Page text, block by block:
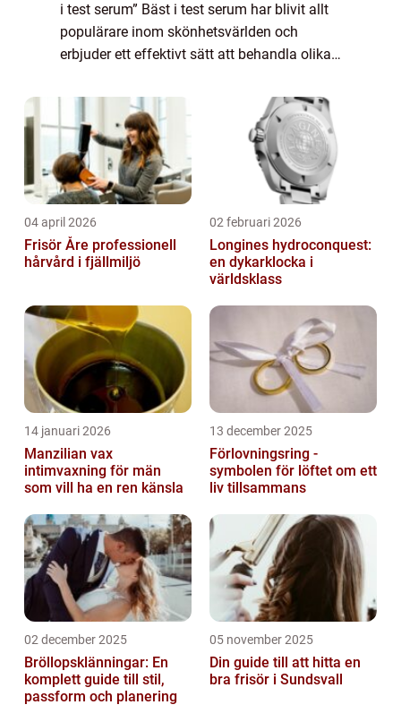
i test serum” Bäst i test serum har blivit allt
populärare inom skönhetsvärlden och
erbjuder ett effektivt sätt att behandla olika
koncentrerad form av hudvår...
04 april 2026
Frisör Åre professionell
hårvård i fjällmiljö
02 februari 2026
Longines hydroconquest:
en dykarklocka i
världsklass
14 januari 2026
Manzilian vax
intimvaxning för män
som vill ha en ren känsla
13 december 2025
Förlovningsring -
symbolen för löftet om ett
liv tillsammans
02 december 2025
Bröllopsklänningar: En
komplett guide till stil,
passform och planering
05 november 2025
Din guide till att hitta en
bra frisör i Sundsvall